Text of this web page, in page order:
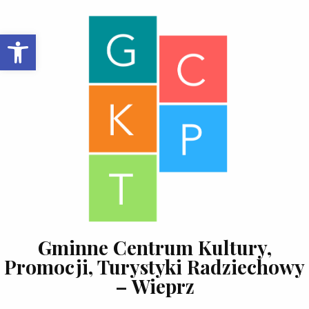
Open toolbar
Gminne Centrum Kultury,
Promocji, Turystyki Radziechowy
– Wieprz